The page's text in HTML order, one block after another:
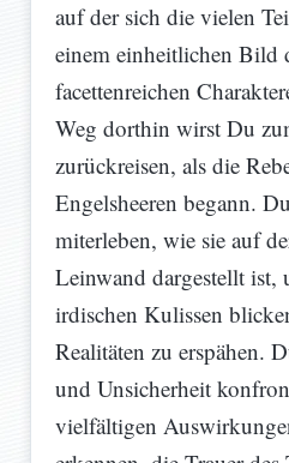
auf der sich die vielen
einem einheitlichen Bild
facettenreichen
Weg dorthin wirst Du
zurückreisen, als die
Engelsheeren begann.
miterleben, wie sie auf
Leinwand dargestellt ist,
irdischen Kulissen
Realitäten zu erspähen.
und Unsicherheit
vielfältigen